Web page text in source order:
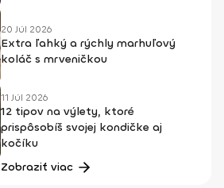
20 Júl 2026
Extra ľahký a rýchly marhuľový
koláč s mrveničkou
11 Júl 2026
12 tipov na výlety, ktoré
prispôsobíš svojej kondičke aj
kočíku
Zobraziť viac